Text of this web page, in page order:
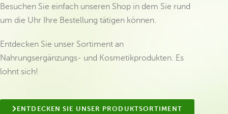
Besuchen Sie einfach unseren Shop in dem Sie rund
um die Uhr Ihre Bestellung tätigen können.
Entdecken Sie unser Sortiment an
Nahrungsergänzungs- und Kosmetikprodukten. Es
lohnt sich!
ENTDECKEN SIE UNSER PRODUKTSORTIMENT